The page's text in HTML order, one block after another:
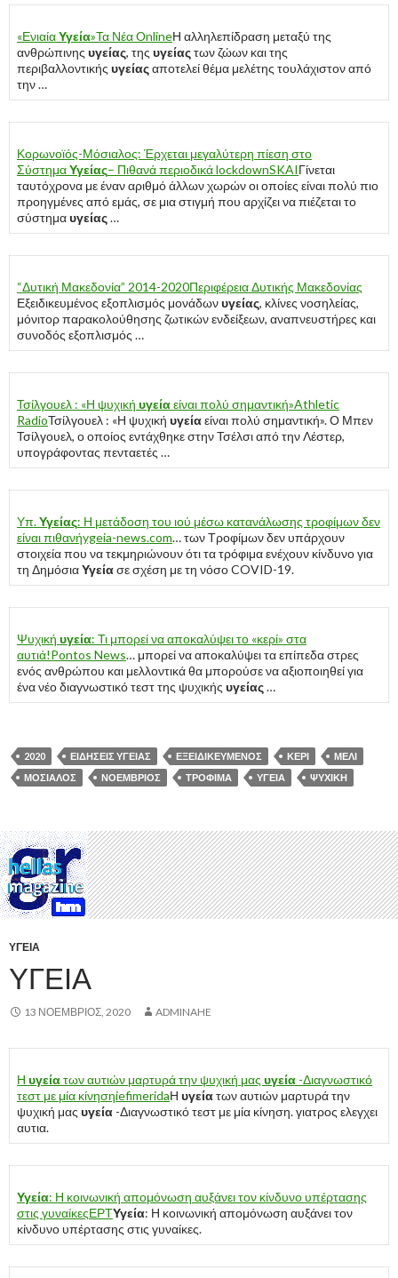
«ΕνιαίαΥγεία»Τα Νέα ΟnlineΗ αλληλεπίδραση μεταξύ της
ανθρώπινης υγείας, της υγείαςτων ζώων και της
περιβαλλοντικής υγείαςαποτελεί θέμα μελέτης τουλάχιστον από
την …
Κορωνοϊός-Μόσιαλος: Έρχεται μεγαλύτερη πίεση στο
ΣύστημαΥγείας– Πιθανά περιοδικά lockdownSKAIΓίνεται
ταυτόχρονα με έναν αριθμό άλλων χωρών οι οποίες είναι πολύ πιο
προηγμένες από εμάς, σε μια στιγμή που αρχίζει να πιέζεται το
σύστημαυγείας…
“Δυτική Μακεδονία” 2014-2020Περιφέρεια Δυτικής Μακεδονίας
Εξειδικευμένος εξοπλισμός μονάδωνυγείας, κλίνες νοσηλείας,
μόνιτορ παρακολούθησης ζωτικών ενδείξεων, αναπνευστήρες και
συνοδός εξοπλισμός …
Τσίλγουελ : «Η ψυχική υγείαείναι πολύ σημαντική»Athletic
RadioΤσίλγουελ : «Η ψυχική υγείαείναι πολύ σημαντική». Ο Μπεν
Τσίλγουελ, ο οποίος εντάχθηκε στην Τσέλσι από την Λέστερ,
υπογράφοντας πενταετές …
Υπ.Υγείας: Η μετάδοση του ιού μέσω κατανάλωσης τροφίμων δεν
είναι πιθανήygeia-news.com… των Τροφίμων δεν υπάρχουν
στοιχεία που να τεκμηριώνουν ότι τα τρόφιμα ενέχουν κίνδυνο για
τη ΔημόσιαΥγείασε σχέση με τη νόσο COVID-19.
Ψυχική υγεία: Τι μπορεί να αποκαλύψει το «κερί» στα
αυτιά!Pontos News… μπορεί να αποκαλύψει τα επίπεδα στρες
ενός ανθρώπου και μελλοντικά θα μπορούσε να αξιοποιηθεί για
ένα νέο διαγνωστικό τεστ της ψυχικής υγείας…
2020 ΕΙΔΉΣΕΙΣ ΥΓΕΊΑΣ ΕΞΕΙΔΙΚΕΥΜΈΝΟΣ ΚΕΡΊ
ΜΈΛΙ
ΜΌΣΙΑΛΟΣ
ΝΟΈΜΒΡΙΟΣ ΤΡΌΦΙΜΑ ΥΓΕΊΑ ΨΥΧΙΚΉ
ΥΓΕΊΑ
ΥΓΕΊΑ
13 ΝΟΈΜΒΡΙΟΣ, 2020 ADMINAHE
Η υγείατων αυτιών μαρτυρά την ψυχική μας υγεία -Διαγνωστικό
τεστ με μία κίνησηiefimeridaΗ υγείατων αυτιών μαρτυρά την
ψυχική μας υγεία -Διαγνωστικό τεστ με μία κίνηση. γιατρος ελεγχει
αυτια.
Υγεία: Η κοινωνική απομόνωση αυξάνει τον κίνδυνο υπέρτασης
στις γυναίκεςΕΡΤΥγεία: Η κοινωνική απομόνωση αυξάνει τον
κίνδυνο υπέρτασης στις γυναίκες.